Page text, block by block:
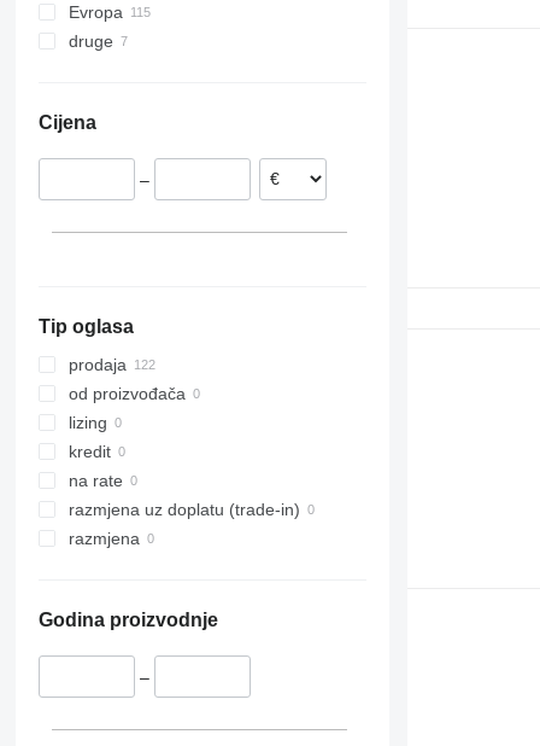
R460
R480
R620
Evropa
Estonija
druge
Cijena
–
Tip oglasa
prodaja
od proizvođača
lizing
kredit
na rate
razmjena uz doplatu (trade-in)
razmjena
Godina proizvodnje
–